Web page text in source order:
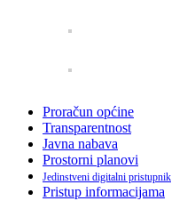
Proračun općine
Transparentnost
Javna nabava
Prostorni planovi
Jedinstveni digitalni pristupnik
Pristup informacijama